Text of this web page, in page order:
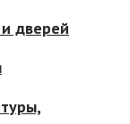
дверей